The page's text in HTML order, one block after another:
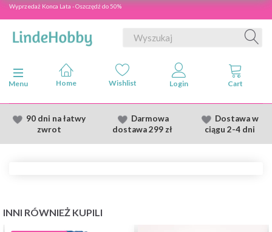
Wyprzedaż Konca Lata - Oszczędź do 50%
Przełącz nawigację
Menu
90 dni na łatwy
zwrot
Darmowa
dostawa299 zł
Dostawaw
ciągu 2-4 dni
INNI RÓWNIEŻ KUPILI